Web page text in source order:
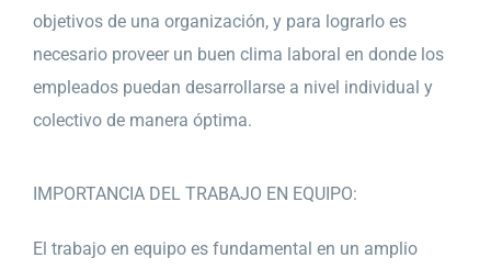
objetivos de una organización, y para lograrlo es
necesario proveer un buen clima laboral en donde los
empleados puedan desarrollarse a nivel individual y
colectivo de manera óptima.
IMPORTANCIA DEL TRABAJO EN EQUIPO:
El trabajo en equipo es fundamental en un amplio